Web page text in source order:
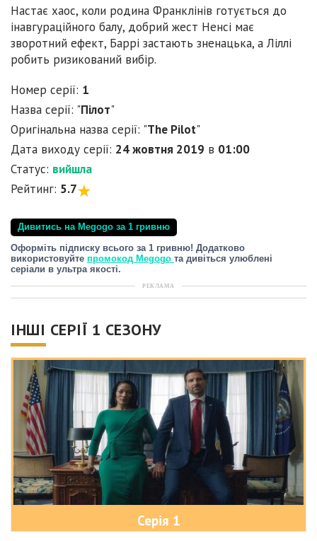
Настає хаос, коли родина Франклінів готується до
інавгураційного балу, добрий жест Ненсі має
зворотний ефект, Баррі застають зненацька, а Ліллі
робить ризикований вибір.
Номер серії: 1
Назва серії: "Пілот"
Оригінальна назва серії: "The Pilot"
Дата виходу серії: 24 жовтня 2019 в 01:00
Статус: вийшла
Рейтинг: 5.7
Дивитись на Megogo за 1 гривню
Оформіть підписку всього за 1 гривню! Додатково
використовуйте промокод Megogo та дивіться улюблені
серіали в ультра якості.
РЕКЛАМА
ІНШІ СЕРІЇ 1 СЕЗОНУ
Серія 1